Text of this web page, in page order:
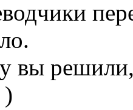
вы решили,